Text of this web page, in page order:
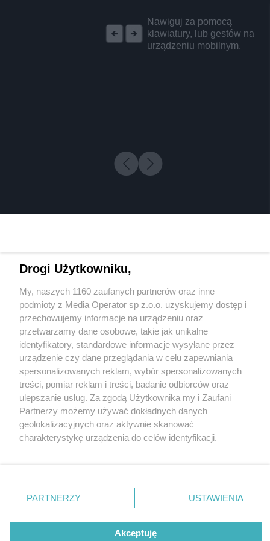
Nawiguj za pomocą
klawiatury, lub gestów na
urządzeniu mobilnym.
1 / 0
Wydawca mediów lokalnych
Nie zapomnij
zapoznać się z:
polityką prywatności regulamin korzystania z portali
Twojemiasto
Piekary Śląskie
Chorzów
Tarnowskie Góry
Gliwice
Skontakuj sięz nami
Kontakt
Wydawca
Redakcja
Drogi Użytkowniku,
My, naszych 1160 zaufanych partnerów oraz inne
podmioty z Media Operator sp z.o.o. uzyskujemy dostęp i
przechowujemy informacje na urządzeniu oraz
przetwarzamy dane osobowe, takie jak unikalne
identyfikatory, standardowe informacje wysyłane przez
urządzenie czy dane przeglądania w celu zapewniania
spersonalizowanych reklam, wybór spersonalizowanych
treści, pomiar reklam i treści, badanie odbiorców oraz
ulepszanie usług. Za zgodą Użytkownika my i Zaufani
Partnerzy możemy używać dokładnych danych
geolokalizacyjnych oraz aktywnie skanować
charakterystykę urządzenia do celów identyfikacji.
zmienić/wycofać klikając przycisk ustawień prywatności
znajdujący się w lewym dolnym rogu strony
rodzaje przetwarzania danych nie wymagają zgody
użytkownika, ale masz prawo sprzeciwić się takiemu
PARTNERZY USTAWIENIA
Akceptuję